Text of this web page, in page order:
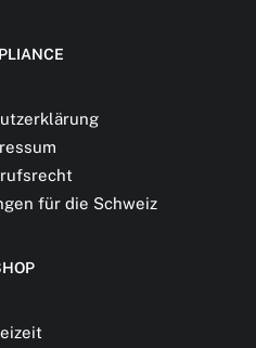
für die Schweiz